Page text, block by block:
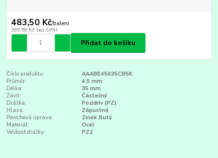
483,50 Kč/balení
399,59 Kč bez DPH
Přidat do košíku
Číslo produktu:
AAABE45035CB5K
Průměr:
4,5 mm
Délka:
35 mm
Závit:
Částečný
Drážka:
Pozidriv (PZ)
Hlava:
Zápustná
Povrchová úprava:
Zinek žlutý
Materiál:
Ocel
Velikost drážky:
PZ2